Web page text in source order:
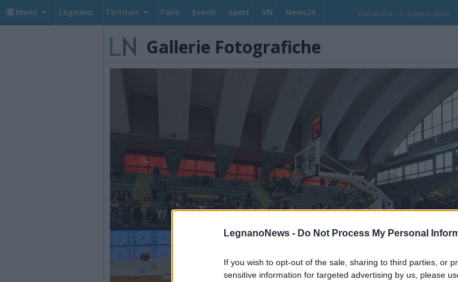
LegnanoNews - Do Not Process My Personal
If you wish to opt-out of the sale, sharing to third parties, or
sensitive information for targeted advertising by us, please
Menù Legnano Territori Palio Eventi Sport VN News24 Domenica , 9 Agosto 2026
Gallerie Fotografiche